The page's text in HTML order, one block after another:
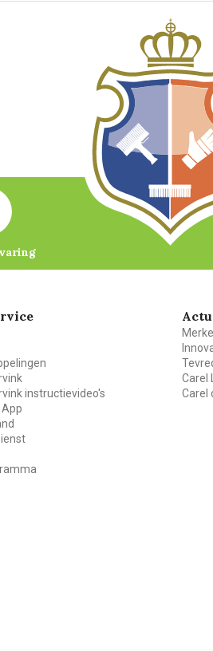
instructievideo's
Carel
Carel